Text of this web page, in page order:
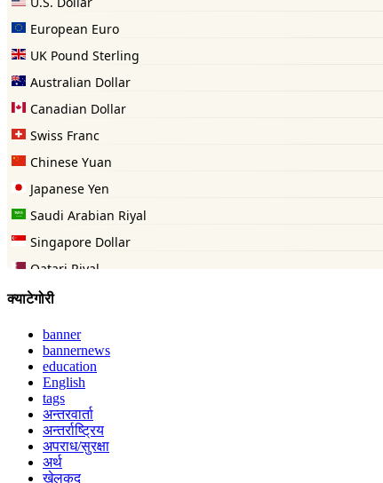
क्याटेगोरी
banner
bannernews
education
English
tags
अन्तरवार्ता
अन्तर्राष्ट्रिय
अपराध/सुरक्षा
अर्थ
खेलकुद